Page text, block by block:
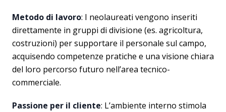
Metodo di lavoro: I neolaureati vengono inseriti
direttamente in gruppi di divisione (es. agricoltura,
costruzioni) per supportare il personale sul campo,
acquisendo competenze pratiche e una visione chiara
del loro percorso futuro nell’area tecnico-
commerciale.
Passione per il cliente: L’ambiente interno stimola